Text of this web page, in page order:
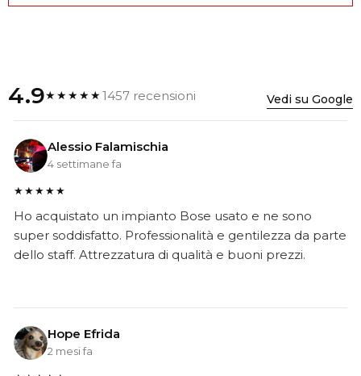
4.9★★★★★1457 recensioni Vedi su Google
Alessio Falamischia
4 settimane fa
★★★★★
Ho acquistato un impianto Bose usato e ne sono
super soddisfatto. Professionalità e gentilezza da parte
dello staff. Attrezzatura di qualità e buoni prezzi.
Hope Efrida
2 mesi fa